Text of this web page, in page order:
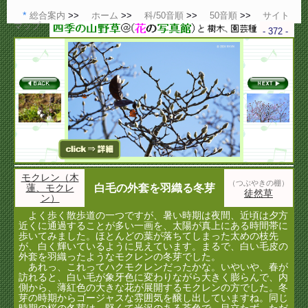
総合案内 ホーム 科/50音順 50音順
サイト
マップ
- 372 -
モクレン（木
蓮、モクレ
ン）
白毛の外套を羽織る冬芽 （つぶやきの棚）
徒然草
よく歩く散歩道の一つですが、暑い時期は夜間、近頃は夕方
近くに通過することが多い一画を、太陽が真上にある時間帯に
歩いてみました。ほとんどの葉が落ちてしまった太めの枝先
が、白く輝いているように見えています。まるで、白い毛皮の
外套を羽織ったようなモクレンの冬芽でした。
あれっ、これってハクモクレンだったかな。いやいや、春が
訪れると、白い毛が象牙色に変わりながら大きく膨らんで、内
側から、薄紅色の大きな花が展開するモクレンの方でした。冬
芽の時期からゴージャスな雰囲気を醸し出していますね。同じ